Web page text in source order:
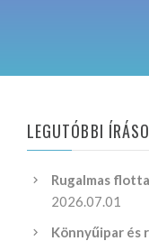
LEGUTÓBBI
Rugalmas
2026.07.01
Könnyűipar és